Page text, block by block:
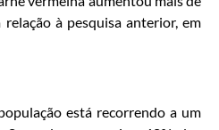
à pesquisa anterior, em
está recorrendo a um